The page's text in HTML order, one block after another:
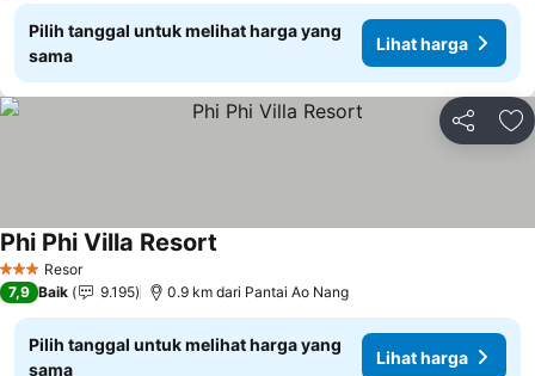
Pilih tanggal untuk melihat harga yang
sama
Lihat harga
Bagikan
3 BintangResor
Phi Phi Villa Resort
7,9 Baik 9.195 0.9 km dari Pantai Ao Nang
Pilih tanggal untuk melihat harga yang
sama
Lihat harga